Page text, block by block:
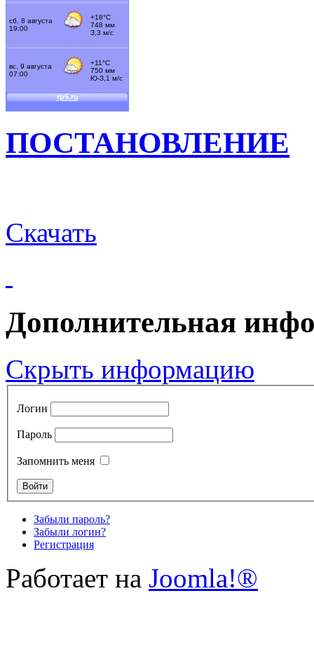
ПОСТАНОВЛЕНИЕ
Скачать
Дополнительная
Скрыть информацию
Логин
Пароль
Запомнить меня
Забыли пароль?
Забыли логин?
Регистрация
Работает на Joomla!®